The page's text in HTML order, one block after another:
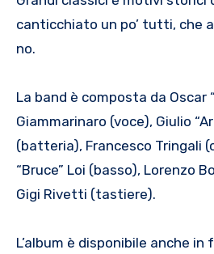
canticchiato un po’ tutti, che
no.
La band è composta da Oscar
Giammarinaro (voce), Giulio
(batteria), Francesco Tringali
“Bruce” Loi (basso), Lorenzo
Gigi Rivetti (tastiere).
L’album è disponibile anche in